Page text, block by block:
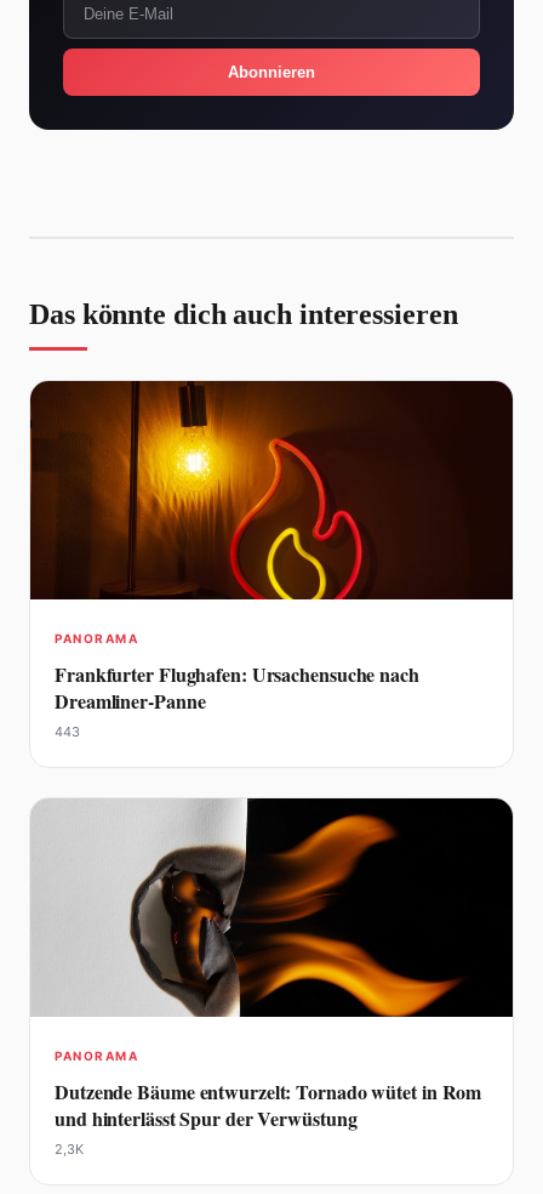
Abonnieren
Das könnte dich auch interessieren
PANORAMA
Frankfurter Flughafen: Ursachensuche nach
Dreamliner-Panne
443
PANORAMA
Dutzende Bäume entwurzelt: Tornado wütet in Rom
und hinterlässt Spur der Verwüstung
2,3K